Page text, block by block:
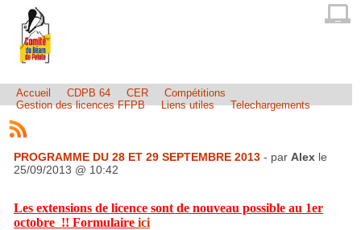
Accueil CDPB 64 CER
Compétitions
Gestion des licences FFPB
Liens utiles Telechargements
PROGRAMME DU 28 ET 29 SEPTEMBRE 2013 - parAlex le
25/09/2013 @ 10:42
Les extensions de licence sont de nouveau possible au 1er
octobre !! Formulaireici